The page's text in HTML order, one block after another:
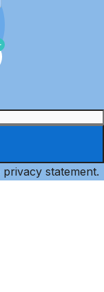
privacy statement.